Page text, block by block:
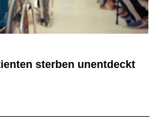
sterben unentdeckt